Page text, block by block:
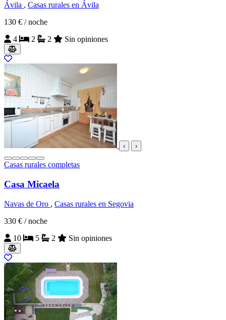
Ávila , Casas rurales en Ávila
130 € / noche
4
2 2 Sin opiniones
‹ ›
Casas rurales completas
Casa Micaela
Navas de Oro , Casas rurales en Segovia
330 € / noche
10
5 2 Sin opiniones